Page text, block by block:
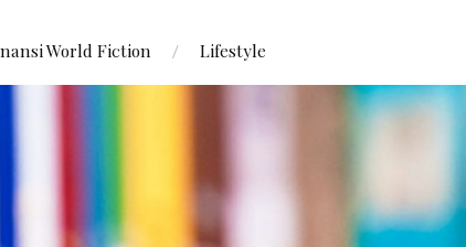
World Fiction Lifestyle